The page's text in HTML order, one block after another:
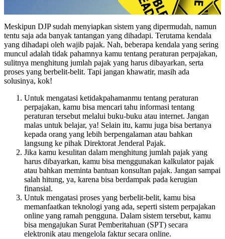
Meskipun DJP sudah menyiapkan sistem yang dipermudah, namun
tentu saja ada banyak tantangan yang dihadapi. Terutama kendala
yang dihadapi oleh wajib pajak. Nah, beberapa kendala yang sering
muncul adalah tidak pahamnya kamu tentang peraturan perpajakan,
sulitnya menghitung jumlah pajak yang harus dibayarkan, serta
proses yang berbelit-belit. Tapi jangan khawatir, masih ada
solusinya, kok!
Untuk mengatasi ketidakpahamanmu tentang peraturan
perpajakan, kamu bisa mencari tahu informasi tentang
peraturan tersebut melalui buku-buku atau internet. Jangan
malas untuk belajar, ya! Selain itu, kamu juga bisa bertanya
kepada orang yang lebih berpengalaman atau bahkan
langsung ke pihak Direktorat Jenderal Pajak.
Jika kamu kesulitan dalam menghitung jumlah pajak yang
harus dibayarkan, kamu bisa menggunakan kalkulator pajak
atau bahkan meminta bantuan konsultan pajak. Jangan sampai
salah hitung, ya, karena bisa berdampak pada kerugian
finansial.
Untuk mengatasi proses yang berbelit-belit, kamu bisa
memanfaatkan teknologi yang ada, seperti sistem perpajakan
online yang ramah pengguna. Dalam sistem tersebut, kamu
bisa mengajukan Surat Pemberitahuan (SPT) secara
elektronik atau mengelola faktur secara online.